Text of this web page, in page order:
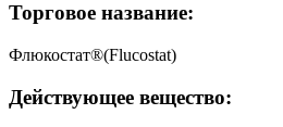
Торговое название:
Флюкостат®(Flucostat)
Действующее вещество: